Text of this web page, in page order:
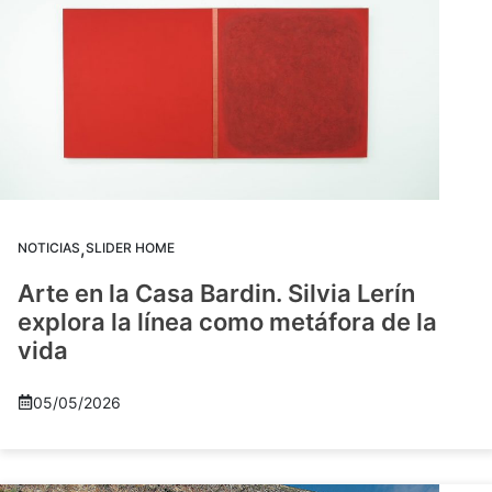
NOTICIAS,SLIDER HOME
Arte en la Casa Bardin. Silvia Lerín
explora la línea como metáfora de la
vida
05/05/2026